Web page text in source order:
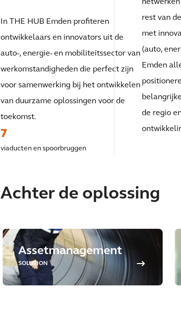
In THE HUB Emden profiteren
ontwikkelaars en innovators uit de
auto-, energie- en mobiliteitssector van
werkomstandigheden die perfect zijn
voor samenwerking bij het ontwikkelen
van duurzame oplossingen voor de
toekomst.
7
viaducten en spoorbruggen
rest van
met
(auto,
Emden
de regio
Achter de oplossing
Assetmanagement
SOLUTION